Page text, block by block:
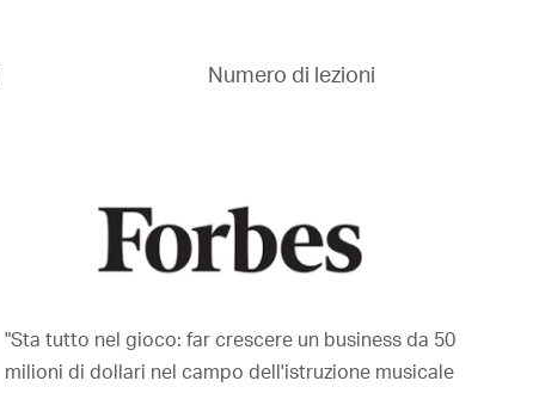
Numero di lezioni
"Sta tutto nel gioco: far crescere un business da 50
milioni di dollari nel campo dell'istruzione musicale